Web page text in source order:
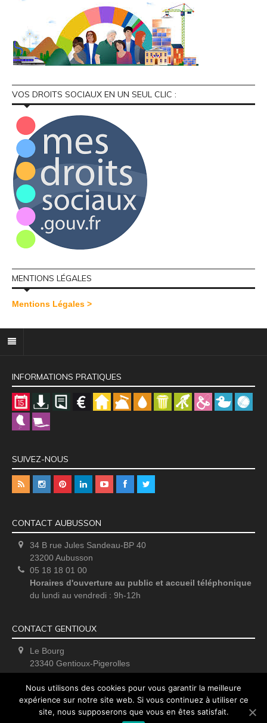
VOS DROITS SOCIAUX EN UN SEUL CLIC :
MENTIONS LÉGALES
Mentions Légales >
INFORMATIONS PRATIQUES
SUIVEZ-NOUS
CONTACT AUBUSSON
34 B rue Jules Sandeau-BP 40
23200 Aubusson
05 18 18 01 00
Horaires d'ouverture au public et accueil téléphonique
du lundi au vendredi : 9h-12h
CONTACT GENTIOUX
Le Bourg
23340 Gentioux-Pigerolles
Nous utilisons des cookies pour vous garantir la meilleure
expérience sur notre site web. Si vous continuez à utiliser ce
site, nous supposerons que vous en êtes satisfait.